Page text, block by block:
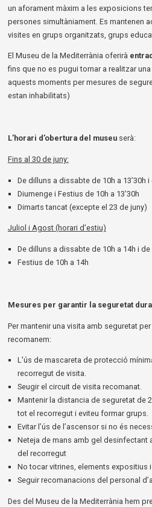
un aforament màxim a les exposicions
persones simultàniament. Es mantenen
visites en grups organitzats, grups
El Museu de la Mediterrània oferirà
fins que no es pugui tornar a realitzar
aquests moments per mesures de
estan inhabilitats)
L’horari d’obertura del museuserà:
Fins al 30 de juny:
De dilluns a dissabte de 10h a 13’30h i
Diumenge i Festius de 10h a 13’30h
Dimarts tancat (excepte el 23 de juny)
Juliol i Agost (horari d’estiu)
De dilluns a dissabte de 10h a 14h i de
Festius de 10h a 14h
Mesures per garantir la seguretat
Per mantenir una visita amb seguretat
recomanem:
L'ús de mascareta de protecció
recorregut de visita.
Seugir el circuit de visita recomanat.
Mantenir la distancia de seguretat de
tot el recorregut i eviteu formar grups.
Evitar l’ús de l’ascensor si no és
Neteja de mans amb gel desinfectant
del recorregut
No tocar vitrines, elements expositius
Seguir recomanacions del personal
Des del Museu de la Mediterrània hem